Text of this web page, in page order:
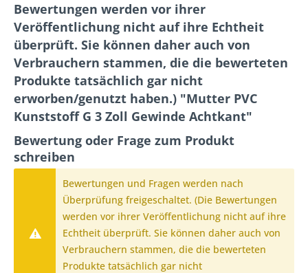
Bewertungen werden vor ihrer
Veröffentlichung nicht auf ihre Echtheit
überprüft. Sie können daher auch von
Verbrauchern stammen, die die bewerteten
Produkte tatsächlich gar nicht
erworben/genutzt haben.) "Mutter PVC
Kunststoff G 3 Zoll Gewinde Achtkant"
Bewertung oder Frage zum Produkt
schreiben
Bewertungen und Fragen werden nach
Überprüfung freigeschaltet. (Die Bewertungen
werden vor ihrer Veröffentlichung nicht auf ihre
Echtheit überprüft. Sie können daher auch von
Verbrauchern stammen, die die bewerteten
Produkte tatsächlich gar nicht